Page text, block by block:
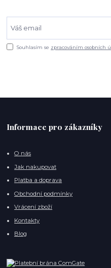
Souhlasím se zpracováním osobních
Informace pro zákazníky
O nás
Jak nakupovat
Platba a doprava
Obchodní podmínky
Vrácení zboží
Kontakty
Blog